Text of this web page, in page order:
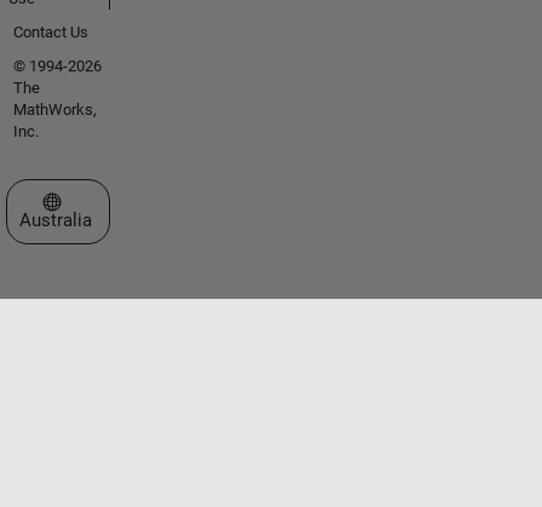
Contact Us
© 1994-2026
The
MathWorks,
Inc.
Select a Web Site
Australia